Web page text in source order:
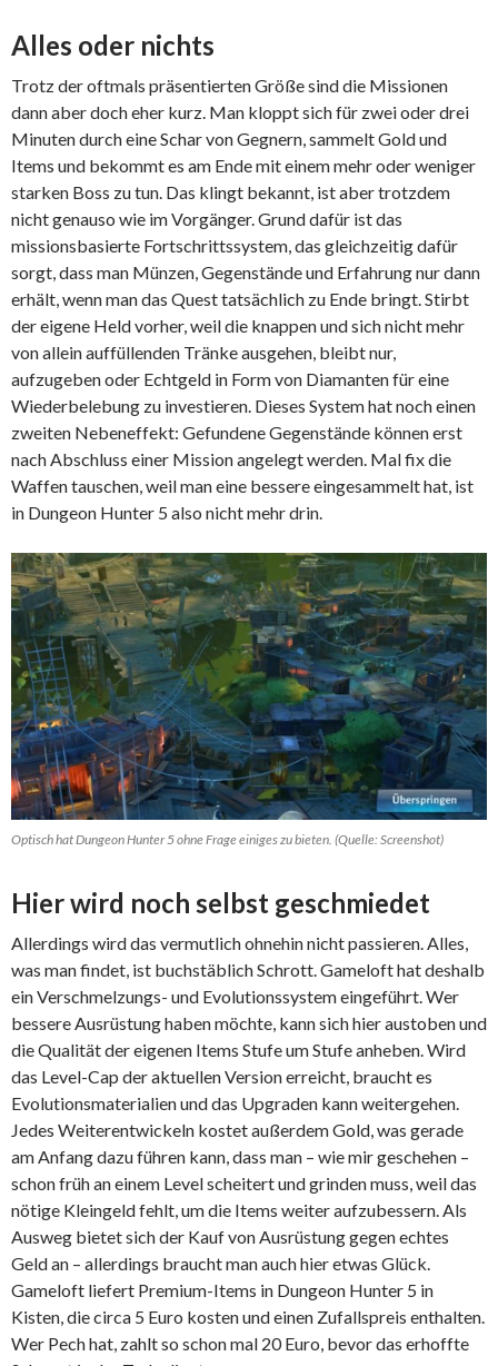
Alles oder nichts
Trotz der oftmals präsentierten Größe sind die Missionen
dann aber doch eher kurz. Man kloppt sich für zwei oder drei
Minuten durch eine Schar von Gegnern, sammelt Gold und
Items und bekommt es am Ende mit einem mehr oder weniger
starken Boss zu tun. Das klingt bekannt, ist aber trotzdem
nicht genauso wie im Vorgänger. Grund dafür ist das
missionsbasierte Fortschrittssystem, das gleichzeitig dafür
sorgt, dass man Münzen, Gegenstände und Erfahrung nur dann
erhält, wenn man das Quest tatsächlich zu Ende bringt. Stirbt
der eigene Held vorher, weil die knappen und sich nicht mehr
von allein auffüllenden Tränke ausgehen, bleibt nur,
aufzugeben oder Echtgeld in Form von Diamanten für eine
Wiederbelebung zu investieren. Dieses System hat noch einen
zweiten Nebeneffekt: Gefundene Gegenstände können erst
nach Abschluss einer Mission angelegt werden. Mal fix die
Waffen tauschen, weil man eine bessere eingesammelt hat, ist
in Dungeon Hunter 5 also nicht mehr drin.
Optisch hat Dungeon Hunter 5 ohne Frage einiges zu bieten. (Quelle: Screenshot)
Hier wird noch selbst geschmiedet
Allerdings wird das vermutlich ohnehin nicht passieren. Alles,
was man findet, ist buchstäblich Schrott. Gameloft hat deshalb
ein Verschmelzungs- und Evolutionssystem eingeführt. Wer
bessere Ausrüstung haben möchte, kann sich hier austoben und
die Qualität der eigenen Items Stufe um Stufe anheben. Wird
das Level-Cap der aktuellen Version erreicht, braucht es
Evolutionsmaterialien und das Upgraden kann weitergehen.
Jedes Weiterentwickeln kostet außerdem Gold, was gerade
am Anfang dazu führen kann, dass man – wie mir geschehen –
schon früh an einem Level scheitert und grinden muss, weil das
nötige Kleingeld fehlt, um die Items weiter aufzubessern. Als
Ausweg bietet sich der Kauf von Ausrüstung gegen echtes
Geld an – allerdings braucht man auch hier etwas Glück.
Gameloft liefert Premium-Items in Dungeon Hunter 5 in
Kisten, die circa 5 Euro kosten und einen Zufallspreis enthalten.
Wer Pech hat, zahlt so schon mal 20 Euro, bevor das erhoffte